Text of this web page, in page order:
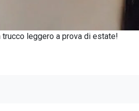
leggero a prova di estate!